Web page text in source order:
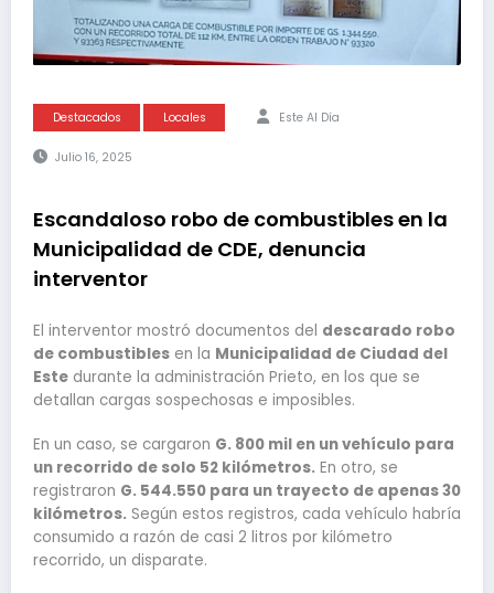
Destacados Locales Este Al Día
Julio 16, 2025
Escandaloso robo de combustibles en la
Municipalidad de CDE, denuncia
interventor
El interventor mostró documentos del descarado robo
de combustibles en la Municipalidad de Ciudad del
Este durante la administración Prieto, en los que se
detallan cargas sospechosas e imposibles.
En un caso, se cargaron G. 800 mil en un vehículo para
un recorrido de solo 52 kilómetros. En otro, se
registraron G. 544.550 para un trayecto de apenas 30
kilómetros. Según estos registros, cada vehículo habría
consumido a razón de casi 2 litros por kilómetro
recorrido, un disparate.